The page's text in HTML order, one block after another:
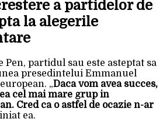
a partidelor de
la alegerile
partidul sau este asteptat sa
presedintelui Emmanuel
„Daca vom avea succes,
cel mai mare grup in
Cred ca o astfel de ocazie n-ar
ea.